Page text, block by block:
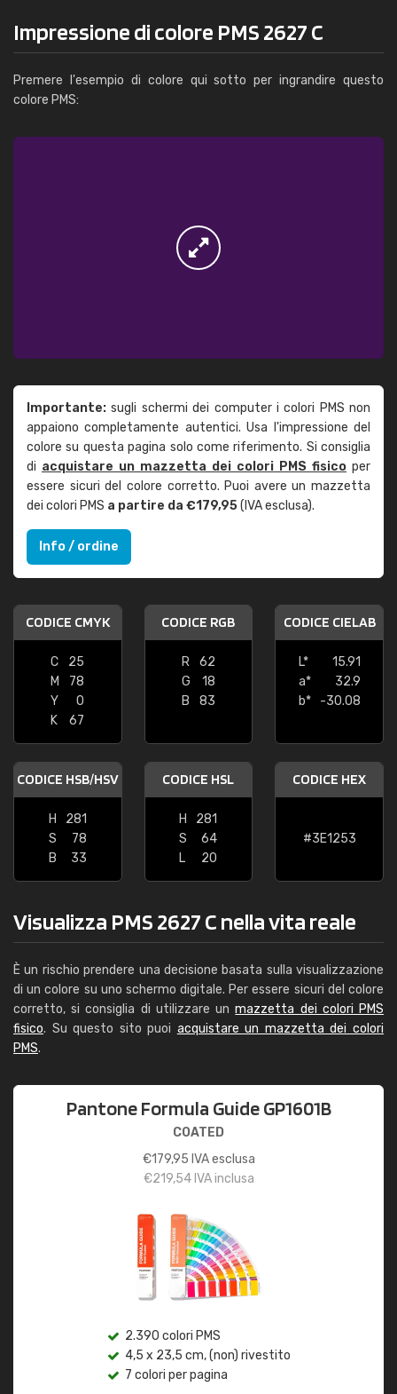
Impressione di colore PMS 2627 C
Premere l'esempio di colore qui sotto per ingrandire questo
colore PMS:
Importante: sugli schermi dei computer i colori PMS non
appaiono completamente autentici. Usa l'impressione del
colore su questa pagina solo come riferimento. Si consiglia
di acquistare un mazzetta dei colori PMS fisico per
essere sicuri del colore corretto. Puoi avere un mazzetta
dei colori PMS a partire da €179,95(IVA esclusa).
Info / ordine
CODICE CMYK
C
25
M
78
Y
0
K
67
CODICE RGB
R
62
G
18
B
83
CODICE CIELAB
L*
15.91
a*
32.9
b*
-30.08
CODICE HSB/HSV
H
281
S
78
B
33
CODICE HSL
H
281
S
64
L
20
CODICE HEX
#3E1253
Visualizza PMS 2627 C nella vita reale
È un rischio prendere una decisione basata sulla visualizzazione
di un colore su uno schermo digitale. Per essere sicuri del colore
corretto, si consiglia di utilizzare unmazzetta dei colori PMS
fisico. Su questo sito puoi acquistare un mazzetta dei colori
PMS.
Pantone Formula Guide GP1601B
COATED
€179,95 IVA esclusa
€219,54IVA inclusa
2.390 colori PMS
4,5 x 23,5 cm, (non) rivestito
7 colori per pagina